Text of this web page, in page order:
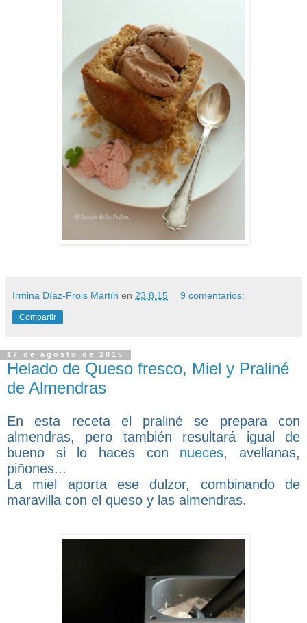
Irmina Díaz-Frois Martín en 23.8.15 9 comentarios:
Compartir
17 de agosto de 2015
Helado de Queso fresco, Miel y Praliné
de Almendras
En esta receta el praliné se prepara con
almendras, pero también resultará igual de
bueno si lo haces con nueces, avellanas,
piñones...
La miel aporta ese dulzor, combinando de
maravilla con el queso y las almendras.